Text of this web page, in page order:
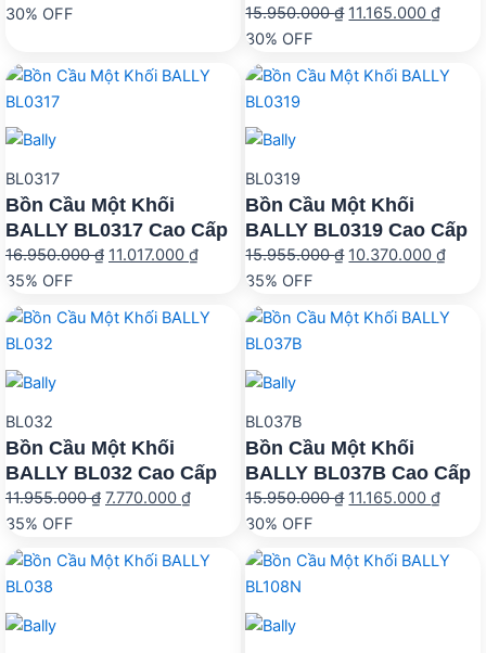
16.655.000 ₫.
30% OFF 15.950.000₫ Giá
15.950.000 ₫.
11.165.000₫Giá
30% OFF
BL0317
Bồn Cầu Một Khối
BALLY BL0317 Cao Cấp
16.950.000₫ Giá
là:
16.950.000 ₫.
11.017.000 ₫Giá
35% OFF
BL0319
Bồn Cầu Một Khối
BALLY BL0319 Cao Cấp
15.955.000₫ Giá
là:
15.955.000 ₫.
10.370.000₫Giá
35% OFF
BL032
Bồn Cầu Một Khối
BALLY BL032 Cao Cấp
11.955.000₫ Giá
là:
11.955.000 ₫.
7.770.000 ₫Giá
35% OFF
BL037B
Bồn Cầu Một Khối
BALLY BL037B Cao Cấp
15.950.000₫ Giá
là:
15.950.000 ₫.
11.165.000₫Giá
30% OFF